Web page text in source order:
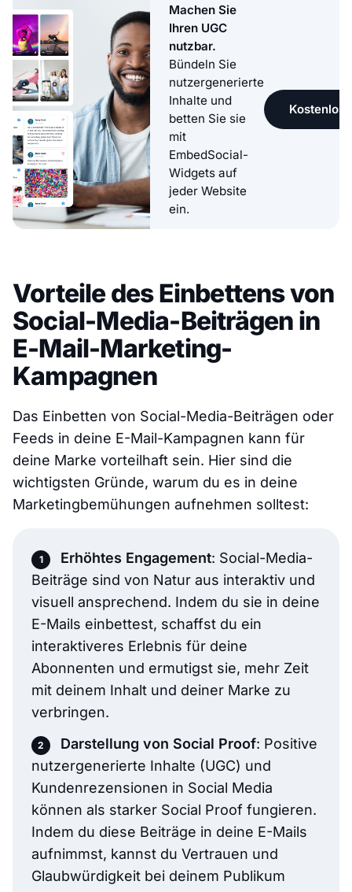
Machen Sie
Ihren UGC
nutzbar.
Bündeln Sie
nutzergenerierte
Inhalte und
betten Sie sie
mit
EmbedSocial-
Widgets auf
jeder Website
ein.
Vorteile des Einbettens von
Social-Media-Beiträgen in
E-Mail-Marketing-
Kampagnen
Das Einbetten von Social-Media-Beiträgen oder
Feeds in deine E-Mail-Kampagnen kann für
deine Marke vorteilhaft sein. Hier sind die
wichtigsten Gründe, warum du es in deine
Marketingbemühungen aufnehmen solltest:
Erhöhtes Engagement: Social-Media-
Beiträge sind von Natur aus interaktiv und
visuell ansprechend. Indem du sie in deine
E-Mails einbettest, schaffst du ein
interaktiveres Erlebnis für deine
Abonnenten und ermutigst sie, mehr Zeit
mit deinem Inhalt und deiner Marke zu
verbringen.
Darstellung von Social Proof: Positive
nutzergenerierte Inhalte (UGC) und
Kundenrezensionen in Social Media
können als starker Social Proof fungieren.
Indem du diese Beiträge in deine E-Mails
aufnimmst, kannst du Vertrauen und
Glaubwürdigkeit bei deinem Publikum